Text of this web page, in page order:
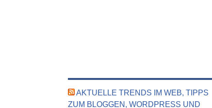
AKTUELLE TRENDS IM WEB, TIPPS
ZUM BLOGGEN, WORDPRESS UND